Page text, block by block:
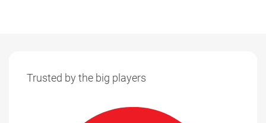
Trusted by the big players